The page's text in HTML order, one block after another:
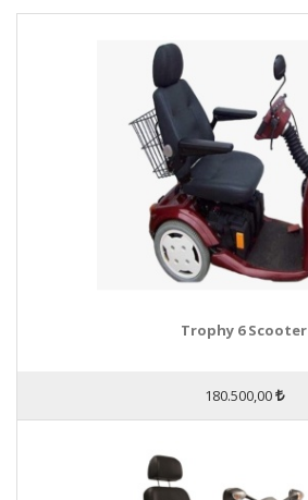
Trophy 6 Scooter
180.500,00